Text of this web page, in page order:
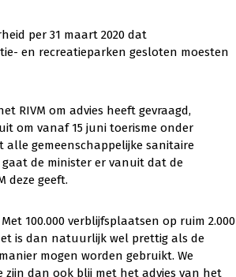
per 31 maart 2020 dat
en recreatieparken gesloten moesten
RIVM om advies heeft gevraagd,
om vanaf 15 juni toerisme onder
alle gemeenschappelijke sanitaire
de minister er vanuit dat de
deze geeft.
100.000 verblijfsplaatsen op ruim 2.000
is dan natuurlijk wel prettig als de
mogen worden gebruikt. We
zijn dan ook blij met het advies van het